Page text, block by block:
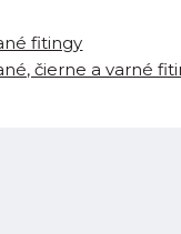
fitingy
čierne a varné